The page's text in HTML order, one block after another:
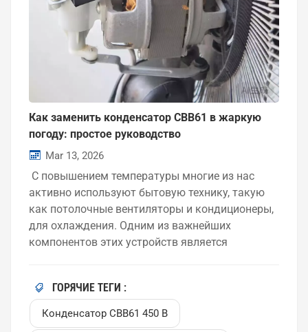
Как заменить конденсатор CBB61 в жаркую
погоду: простое руководство
Mar 13, 2026
С повышением температуры многие из нас
активно используют бытовую технику, такую ​​
как потолочные вентиляторы и кондиционеры,
для охлаждения. Одним из важнейших
компонентов этих устройств является
конденсаторы изнашиваются, особенно в
жаркую погоду. В этом руководстве мы
расскажем, как заменить конденсатор CBB61 и
ГОРЯЧИЕ ТЕГИ :
Конденсатор CBB61 450 В